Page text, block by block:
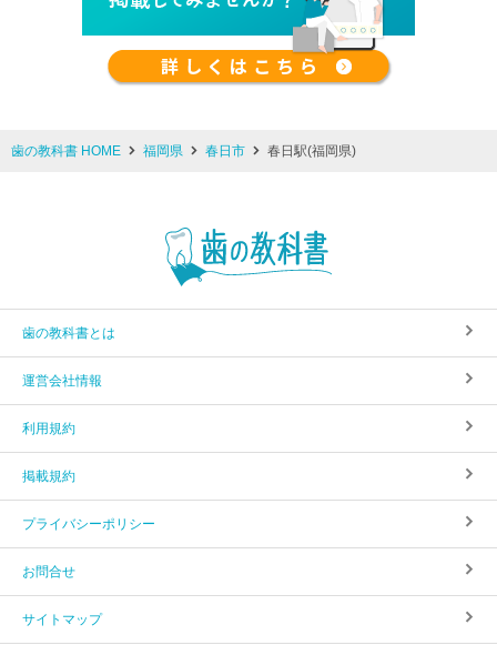
歯の教科書 HOME 福岡県 春日市 春日駅(福岡県)
歯の教科書とは
運営会社情報
利用規約
掲載規約
プライバシーポリシー
お問合せ
サイトマップ